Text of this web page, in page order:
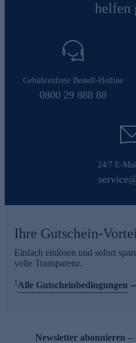
helfen
Gebührenfreie Bestell-Hotline
0800 29 888 88
24/7 E-
Ihre Gutschein-
Einfach einlösen und sofort
volle Transparenz.
1Alle Gutscheinbedingungen
Newsletter abonnieren –